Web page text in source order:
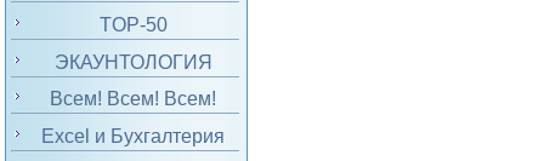
TOP-50
ЭКАУНТОЛОГИЯ
Всем! Всем! Всем!
Excel и Бухгалтерия